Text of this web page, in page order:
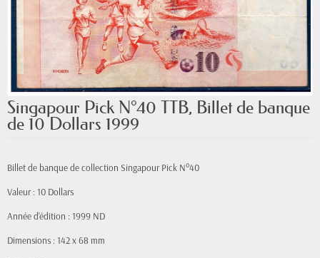
Singapour Pick N°40 TTB, Billet de banque
de 10 Dollars 1999
Billet de banque de collection Singapour Pick N°40
Valeur : 10 Dollars
Année d'édition : 1999 ND
Dimensions : 142 x 68 mm